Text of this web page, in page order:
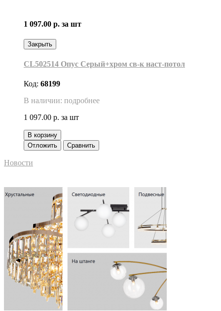
1 097.00 р. за шт
Закрыть
CL502514 Опус Серый+хром св-к наст-потол
Код: 68199
В наличии: подробнее
1 097.00 р. за шт
В корзину
Отложить
Сравнить
Новости